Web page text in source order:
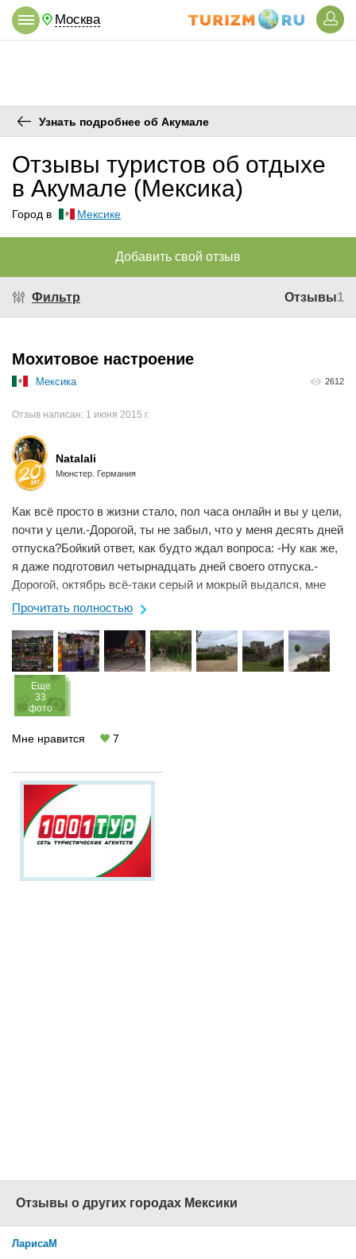
Москва
Узнать подробнее об Акумале
Отзывы туристов об отдыхе
в Акумале (Мексика)
Город в Мексике
Добавить свой отзыв
Фильтр Отзывы1
Мохитовое настроение
Мексика 2612
Отзыв написан: 1 июня 2015 г.
Natalali
Мюнстер. Германия
Как всё просто в жизни стало, пол часа онлайн и вы у цели,
почти у цели.-Дорогой, ты не забыл, что у меня десять дней
отпуска?Бойкий ответ, как будто ждал вопроса: -Ну как же,
я даже подготовил четырнадцать дней своего отпуска.-
Дорогой, октябрь всё-таки серый и мокрый выдался, мне
кажется самое ...
Прочитать полностью
Eще
33
фото
Мне нравится 7
Отзывы о других городах Мексики
ЛарисаМ